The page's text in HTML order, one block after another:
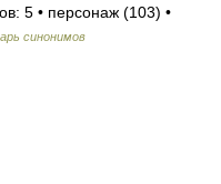
5 • персонаж (103) •
синонимов